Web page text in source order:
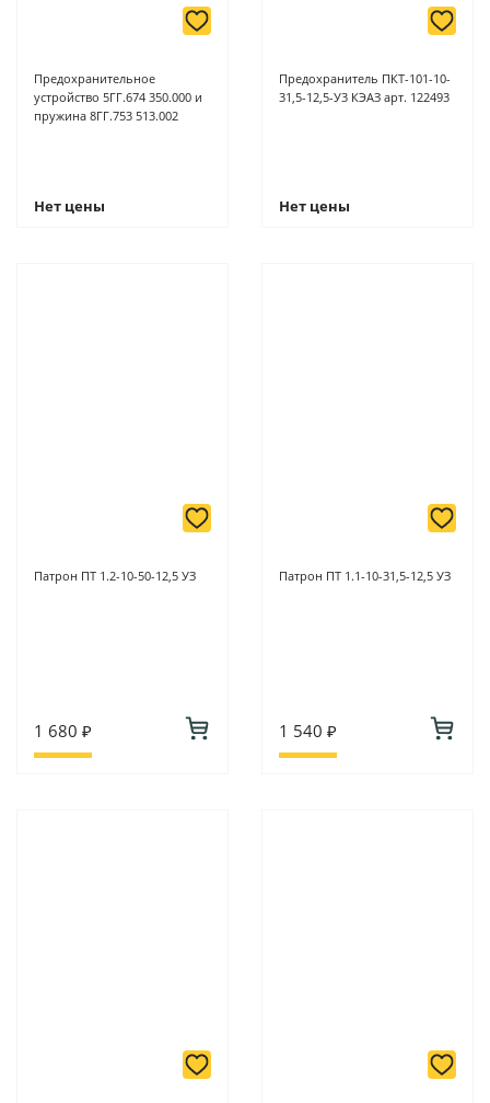
Предохранительное
устройство 5ГГ.674 350.000 и
пружина 8ГГ.753 513.002
Нет цены
Предохранитель ПКТ-101-10-
31,5-12,5-У3 КЭАЗ арт. 122493
Нет цены
Патрон ПТ 1.2-10-50-12,5 УЗ
1 680 ₽
Патрон ПТ 1.1-10-31,5-12,5 УЗ
1 540 ₽